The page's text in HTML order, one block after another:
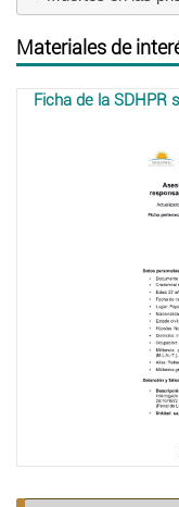
Materiales de
Ficha de la SDHPR